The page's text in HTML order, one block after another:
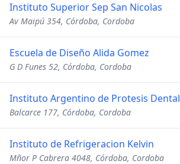
Instituto Superior Sep San Nicolas
Av Maipú 354, Córdoba, Cordoba
Escuela de Diseño Alida Gomez
G D Funes 52, Córdoba, Cordoba
Instituto Argentino de Protesis Dental
Balcarce 177, Córdoba, Cordoba
Instituto de Refrigeracion Kelvin
Mñor P Cabrera 4048, Córdoba, Cordoba